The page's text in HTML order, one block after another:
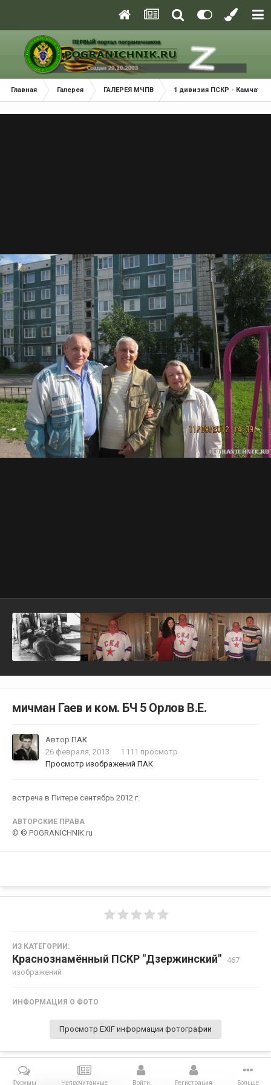
Главная Галерея ГАЛЕРЕЯ МЧПВ 1 дивизия ПСКР - Камчатка
мичман Гаев и ком. БЧ 5 Орлов В.Е.
Автор ПАК
26 февраля, 2013
1 111 просмотр
Просмотр изображений ПАК
встреча в Питере сентябрь 2012 г.
АВТОРСКИЕ ПРАВА
© © POGRANICHNIK.ru
ИЗ КАТЕГОРИИ:
Краснознамённый ПСКР "Дзержинский" · 467
изображений
ИНФОРМАЦИЯ О ФОТО
Просмотр EXIF информации фотографии
Форумы Непрочитанные Войти Регистрация Больше